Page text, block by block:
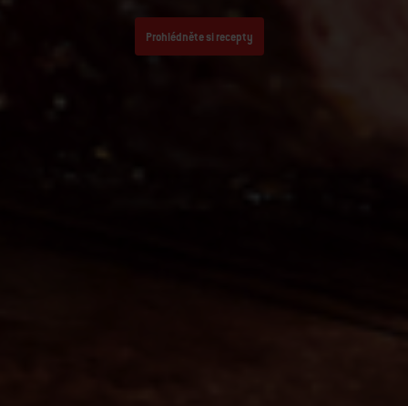
Prohlédněte si recepty